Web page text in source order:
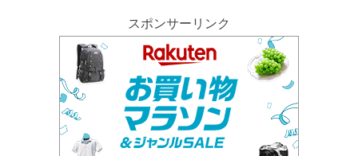
スポンサーリンク